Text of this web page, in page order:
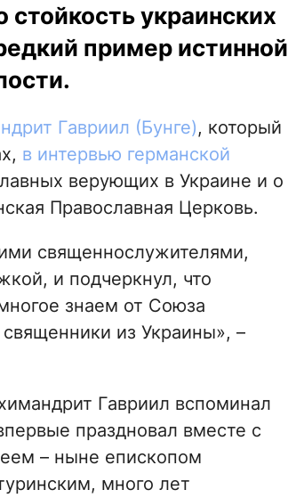
стойкость украинских
пример истинной
Гавриил (Бунге), который
в интервью германской
верующих в Украине и о
Православная Церковь.
священнослужителями,
и подчеркнул, что
знаем от Союза
из Украины», –
Гавриил вспоминал
праздновал вместе с
– ныне епископом
много лет